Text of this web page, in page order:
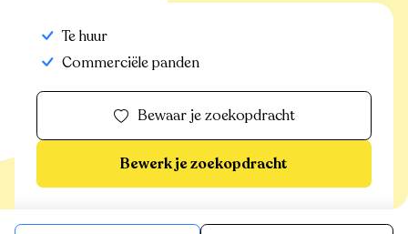
Te huur
Commerciële panden
Bewaar je zoekopdracht
Bewerk je zoekopdracht